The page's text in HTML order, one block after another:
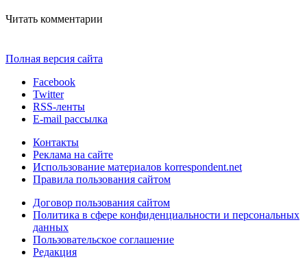
Читать комментарии
Полная версия сайта
Facebook
Twitter
RSS-ленты
E-mail рассылка
Контакты
Реклама на сайте
Использование материалов korrespondent.net
Правила пользования сайтом
Договор пользования сайтом
Политика в сфере конфиденциальности и персональных
данных
Пользовательское соглашение
Редакция